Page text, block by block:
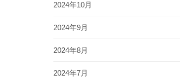
2024年10月
2024年9月
2024年8月
2024年7月